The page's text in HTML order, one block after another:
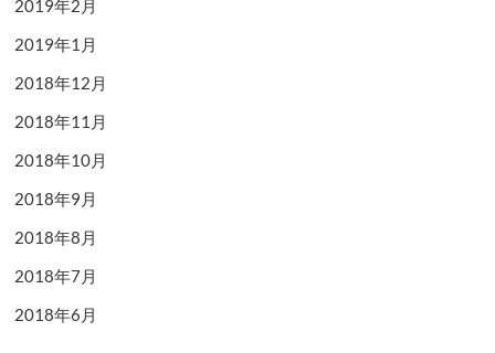
2019年2月
2019年1月
2018年12月
2018年11月
2018年10月
2018年9月
2018年8月
2018年7月
2018年6月